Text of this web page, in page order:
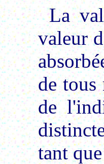
La
valeur
de tous
de
tant